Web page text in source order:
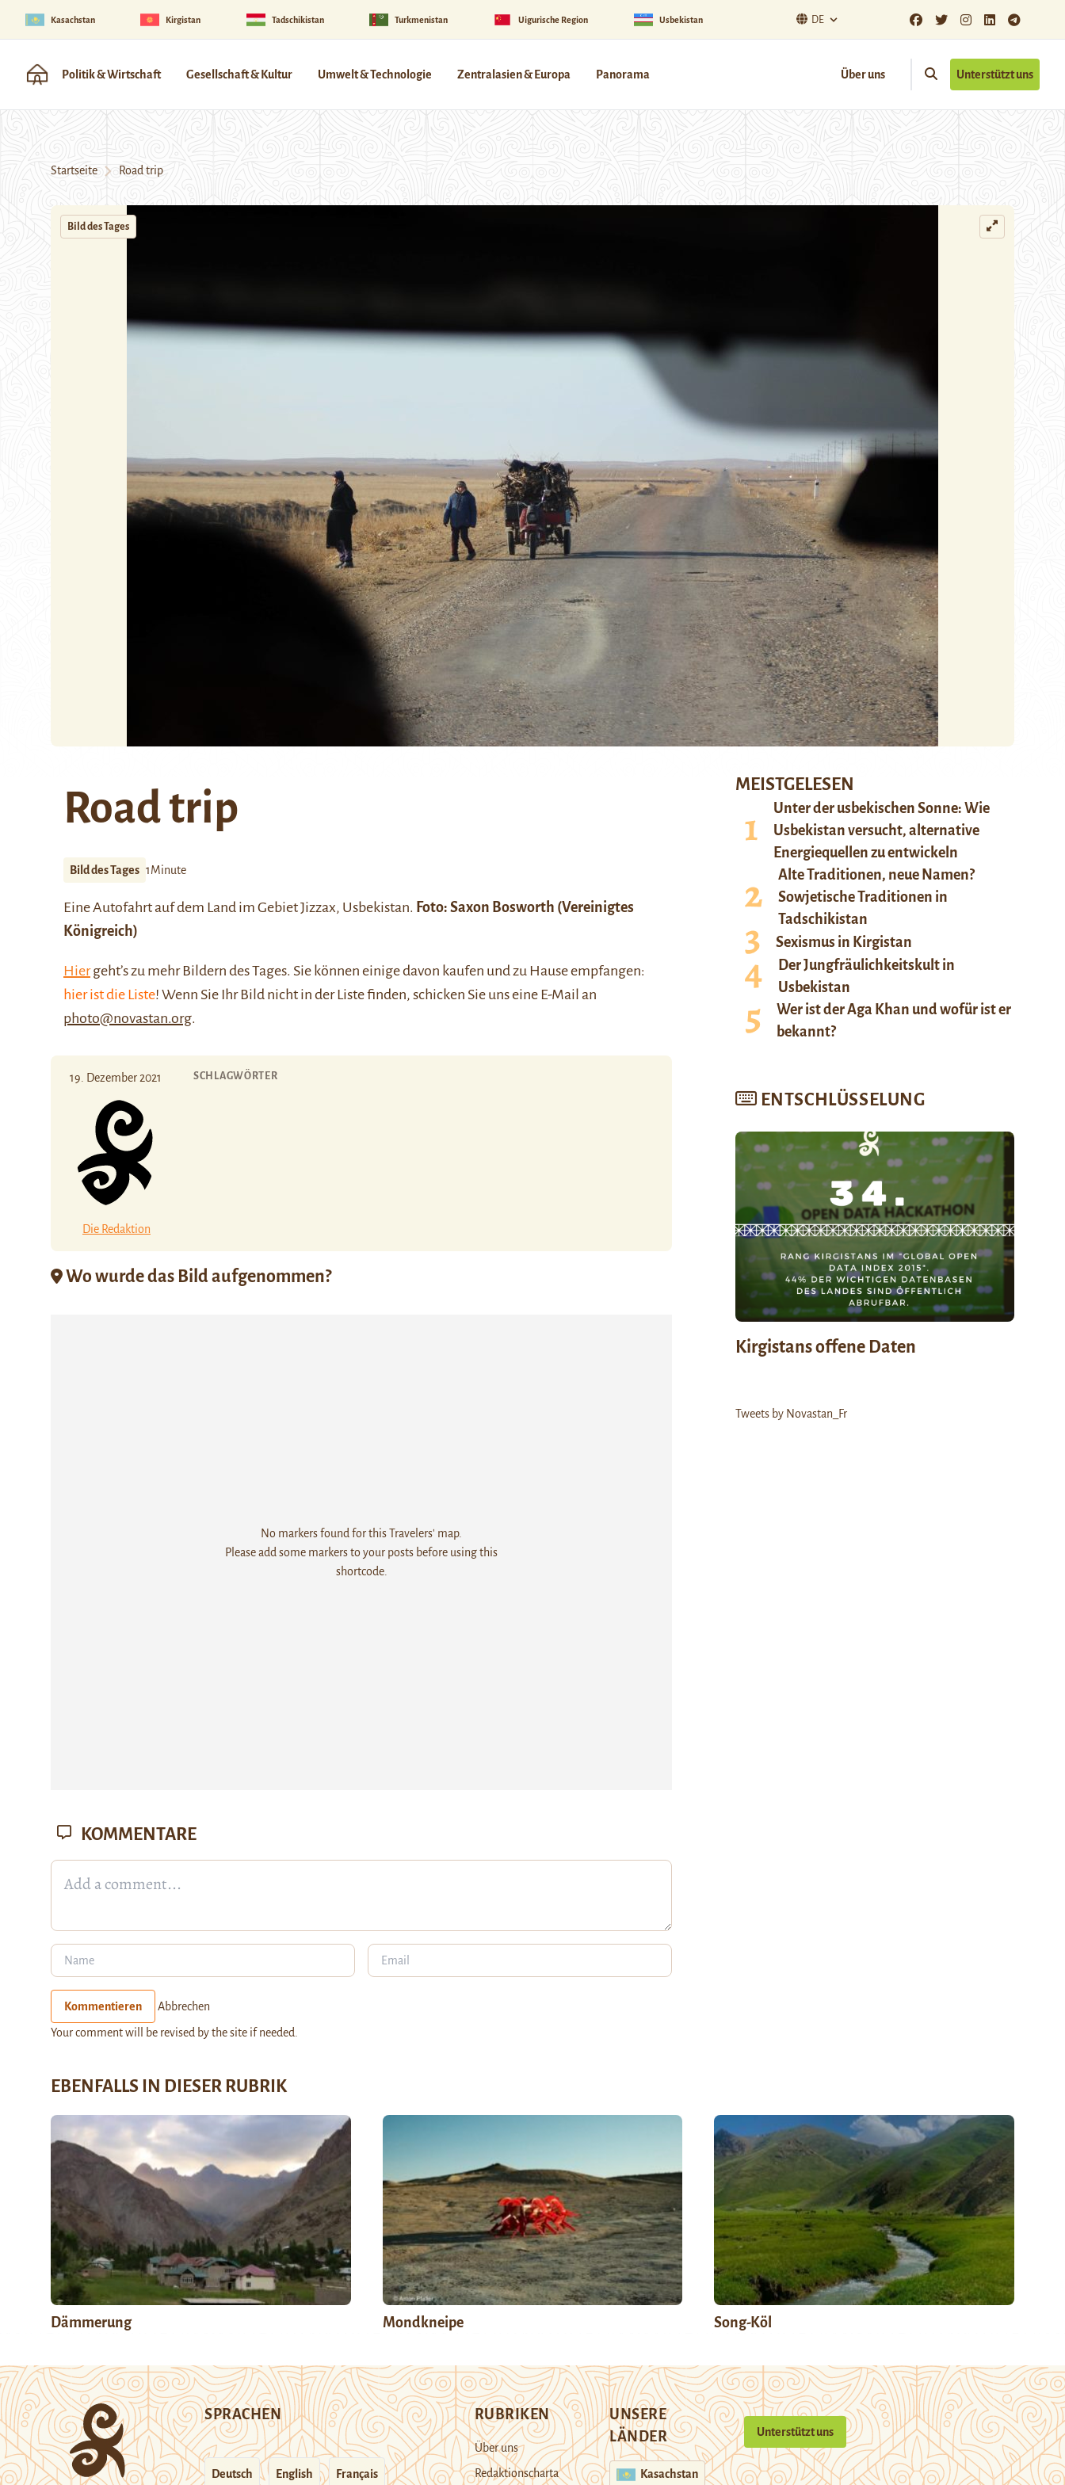
Kasachstan Kirgistan Tadschikistan Turkmenistan Uigurische Region Usbekistan DE
Politik & Wirtschaft Gesellschaft & Kultur Umwelt & Technologie Zentralasien & Europa Panorama Über uns Unterstützt uns
Startseite Road trip
Bild des Tages
Road trip
Bild des Tages 1Minute
Eine Autofahrt auf dem Land im Gebiet Jizzax, Usbekistan. Foto: Saxon Bosworth (Vereinigtes
Königreich)
Hiergeht’s zu mehr Bildern des Tages. Sie können einige davon kaufen und zu Hause empfangen:
hier ist die Liste! Wenn Sie Ihr Bild nicht in der Liste finden, schicken Sie uns eine E-Mail an
photo@novastan.org.
19. Dezember 2021
Die Redaktion
SCHLAGWÖRTER
Wo wurde das Bild aufgenommen?
No markers found for this Travelers' map.
Please add some markers to your posts before using this
shortcode.
MEISTGELESEN
Unter der usbekischen Sonne: Wie
Usbekistan versucht, alternative
Energiequellen zu entwickeln
Alte Traditionen, neue Namen?
Sowjetische Traditionen in
Tadschikistan
Sexismus in Kirgistan
Der Jungfräulichkeitskult in
Usbekistan
Wer ist der Aga Khan und wofür ist er
bekannt?
ENTSCHLÜSSELUNG
Kirgistans offene Daten
Tweets by Novastan_Fr
KOMMENTARE
Kommentieren Abbrechen
Your comment will be revised by the site if needed.
EBENFALLS IN DIESER RUBRIK
Dämmerung Mondkneipe Song-Köl
SPRACHEN
Deutsch English Français
RUBRIKEN
Über uns
Redaktionscharta
UNSERE
LÄNDER
Kasachstan
Unterstützt uns